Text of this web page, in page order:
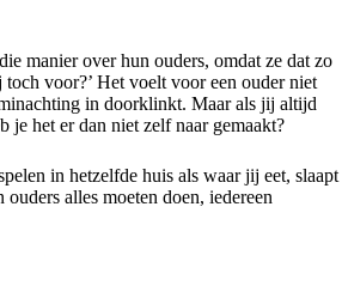
manier over hun ouders, omdat ze dat zo
voor?’ Het voelt voor een ouder niet
in doorklinkt. Maar als jij altijd
je het er dan niet zelf naar gemaakt?
in hetzelfde huis als waar jij eet, slaapt
alles moeten doen, iedereen